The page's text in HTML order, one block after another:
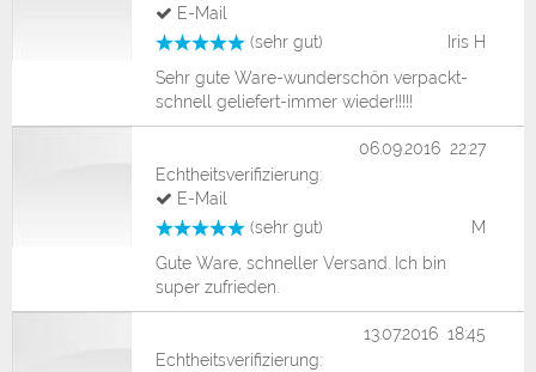
(sehr gut) Iris H
E-Mail
Sehr gute Ware-wunderschön verpackt-
schnell geliefert-immer wieder!!!!!
(sehr gut) M
06.09.2016 22:27
Echtheitsverifizierung:
E-Mail
Gute Ware, schneller Versand. Ich bin
super zufrieden.
13.07.2016 18:45
Echtheitsverifizierung: